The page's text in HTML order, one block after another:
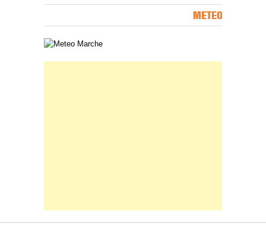
METEO
Carta meteorologica delle Marche